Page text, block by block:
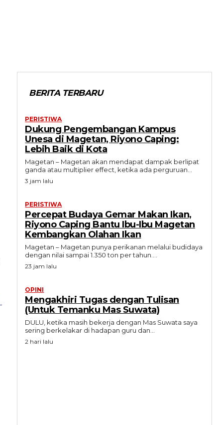
BERITA TERBARU
PERISTIWA
Dukung Pengembangan Kampus
Unesa di Magetan, Riyono Caping:
Lebih Baik di Kota
Magetan – Magetan akan mendapat dampak berlipat
ganda atau multiplier effect, ketika ada perguruan...
3 jam lalu
PERISTIWA
Percepat Budaya Gemar Makan Ikan,
Riyono Caping Bantu Ibu-Ibu Magetan
Kembangkan Olahan Ikan
Magetan – Magetan punya perikanan melalui budidaya
dengan nilai sampai 1.350 ton per tahun....
23 jam lalu
OPINI
Mengakhiri Tugas dengan Tulisan
(Untuk Temanku Mas Suwata)
DULU, ketika masih bekerja dengan Mas Suwata saya
sering berkelakar di hadapan guru dan...
2 hari lalu